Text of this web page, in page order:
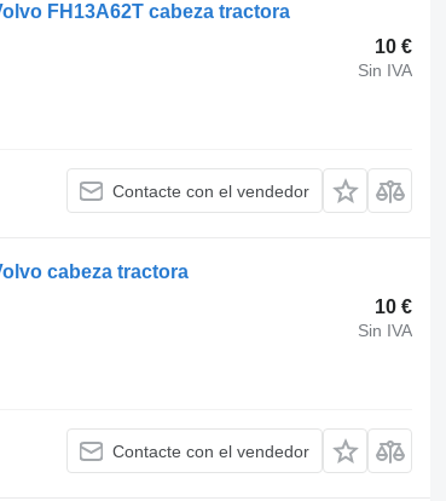
FH13A62T cabeza tractora
10 €
Sin IVA
Contacte con el vendedor
cabeza tractora
10 €
Sin IVA
Contacte con el vendedor